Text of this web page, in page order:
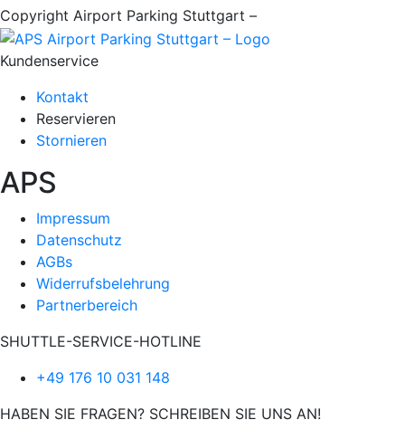
Copyright Airport Parking Stuttgart –
Kundenservice
Kontakt
Reservieren
Stornieren
APS
Impressum
Datenschutz
AGBs
Widerrufsbelehrung
Partnerbereich
SHUTTLE-SERVICE-HOTLINE
+49 176 10 031 148
HABEN SIE FRAGEN? SCHREIBEN SIE UNS AN!